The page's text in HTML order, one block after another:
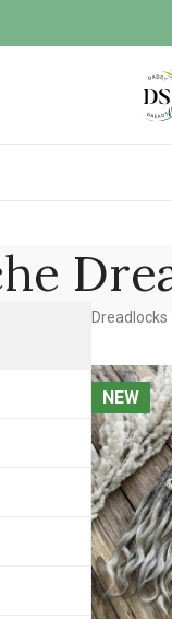
Dreadlocks
NEW
NEW